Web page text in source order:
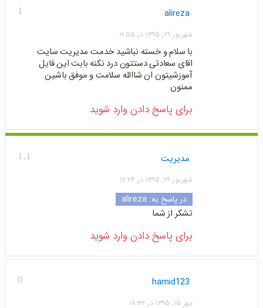
1 alireza
شهریور ۲۹, ۱۳۹۵ در ۱۱:۵۵
با سلام و خسته نباشید خدمت مدیریت سایت
اقای سعادتی دستتون درد نکنه بابت این فایل
آموزشیتون ان شاالله سلامت و موفق باشین
ممنون
برای پاسخ دادن وارد شوید
1.1 مدیریت
شهریور ۲۹, ۱۳۹۵ در ۱۲:۲۴
در پاسخ به: alireza
تشکر از شما
برای پاسخ دادن وارد شوید
0 hamid123
مهر ۱۵, ۱۳۹۵ در ۱۸:۳۲